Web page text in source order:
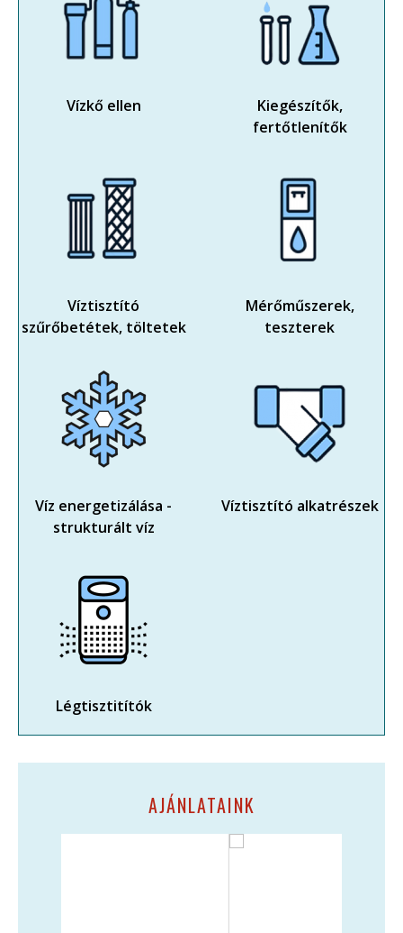
Vízkő ellen
Kiegészítők,
fertőtlenítők
Víztisztító
szűrőbetétek, töltetek
Mérőműszerek,
teszterek
Víz energetizálása -
strukturált víz
Víztisztító alkatrészek
Légtisztitítók
AJÁNLATAINK